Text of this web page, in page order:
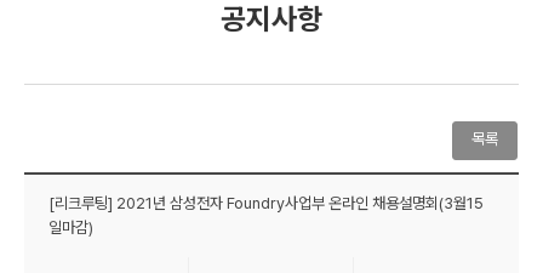
공지사항
목록
[리크루팅] 2021년 삼성전자 Foundry사업부 온라인 채용설명회(3월15
일마감)